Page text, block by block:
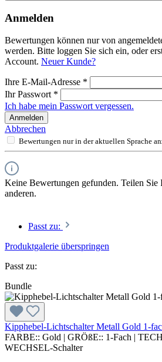
Anmelden
Bewertungen können nur von
werden. Bitte loggen Sie sich ein, oder
Account. Neuer Kunde?
Ihre E-Mail-Adresse *
Ihr Passwort *
Ich habe mein Passwort vergessen.
Anmelden
Abbrechen
Bewertungen nur in der aktuellen Sprache
Keine Bewertungen gefunden. Teilen Sie
anderen.
Passt zu:
Produktgalerie überspringen
Passt zu:
Bundle
Kipphebel-Lichtschalter Metall Gold 1-
FARBE:: Gold | GRÖßE:: 1-Fach |
WECHSEL-Schalter